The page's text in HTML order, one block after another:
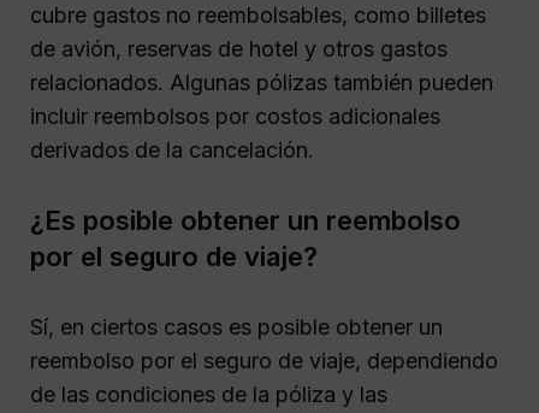
cubre gastos no reembolsables, como billetes
de avión, reservas de hotel y otros gastos
relacionados. Algunas pólizas también pueden
incluir reembolsos por costos adicionales
derivados de la cancelación.
¿Es posible obtener un reembolso
por el seguro de viaje?
Sí, en ciertos casos es posible obtener un
reembolso por el seguro de viaje, dependiendo
de las condiciones de la póliza y las